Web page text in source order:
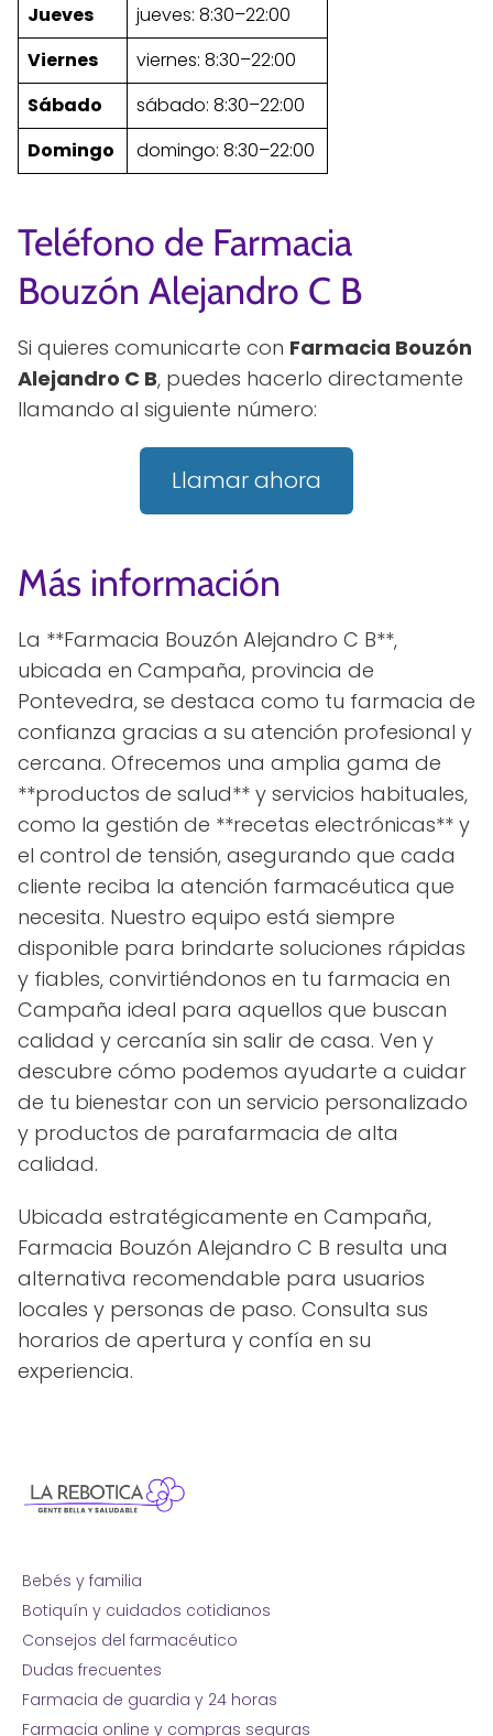
Jueves
jueves: 8:30–22:00
Viernes
viernes: 8:30–22:00
Sábado
sábado: 8:30–22:00
Domingo
domingo: 8:30–22:00
Teléfono de Farmacia
Bouzón Alejandro C B
Si quieres comunicarte con Farmacia Bouzón
Alejandro C B, puedes hacerlo directamente
llamando al siguiente número:
Llamar ahora
Más información
La **Farmacia Bouzón Alejandro C B**,
ubicada en Campaña, provincia de
Pontevedra, se destaca como tu farmacia de
confianza gracias a su atención profesional y
cercana. Ofrecemos una amplia gama de
**productos de salud** y servicios habituales,
como la gestión de **recetas electrónicas** y
el control de tensión, asegurando que cada
cliente reciba la atención farmacéutica que
necesita. Nuestro equipo está siempre
disponible para brindarte soluciones rápidas
y fiables, convirtiéndonos en tu farmacia en
Campaña ideal para aquellos que buscan
calidad y cercanía sin salir de casa. Ven y
descubre cómo podemos ayudarte a cuidar
de tu bienestar con un servicio personalizado
y productos de parafarmacia de alta
calidad.
Ubicada estratégicamente en Campaña,
Farmacia Bouzón Alejandro C B resulta una
alternativa recomendable para usuarios
locales y personas de paso. Consulta sus
horarios de apertura y confía en su
experiencia.
Bebés y familia
Botiquín y cuidados cotidianos
Consejos del farmacéutico
Dudas frecuentes
Farmacia de guardia y 24 horas
Farmacia online y compras seguras